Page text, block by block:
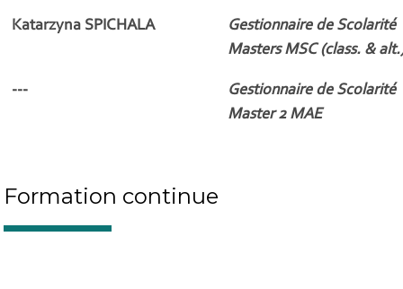
Katarzyna SPICHALA
Gestionnaire de Scolarité
Masters MSC (class. &
---
Gestionnaire de Scolarité
Master 2 MAE
Formation continue